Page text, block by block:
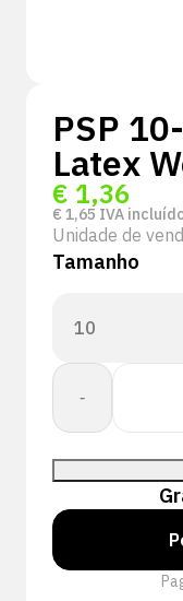
PSP
Latex
€ 1,36
€ 1,65 IVA
Unidade de
Tamanho
-
Quantidade
PSP
140
Allround
Latex
Werkhandschoen